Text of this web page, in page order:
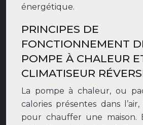
énergétique.
PRINCIPES DE
FONCTIONNEMENT
POMPE À CHALEUR
CLIMATISEUR
La pompe à chaleur, ou
calories présentes dans
pour chauffer une maison.